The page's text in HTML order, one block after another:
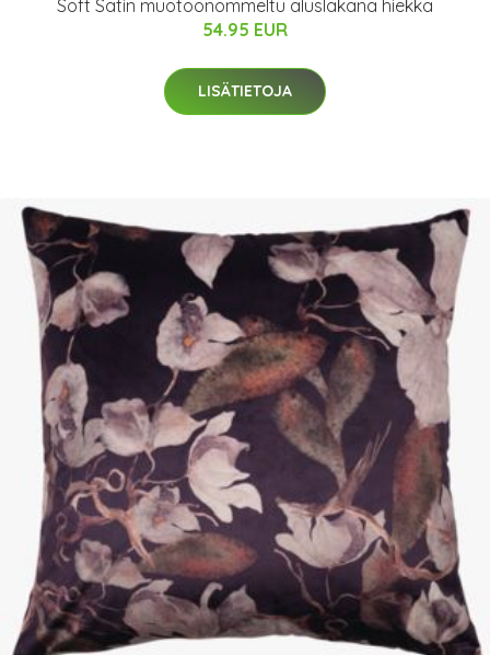
Soft Satin muotoonommeltu aluslakana hiekka
54.95 EUR
LISÄTIETOJA